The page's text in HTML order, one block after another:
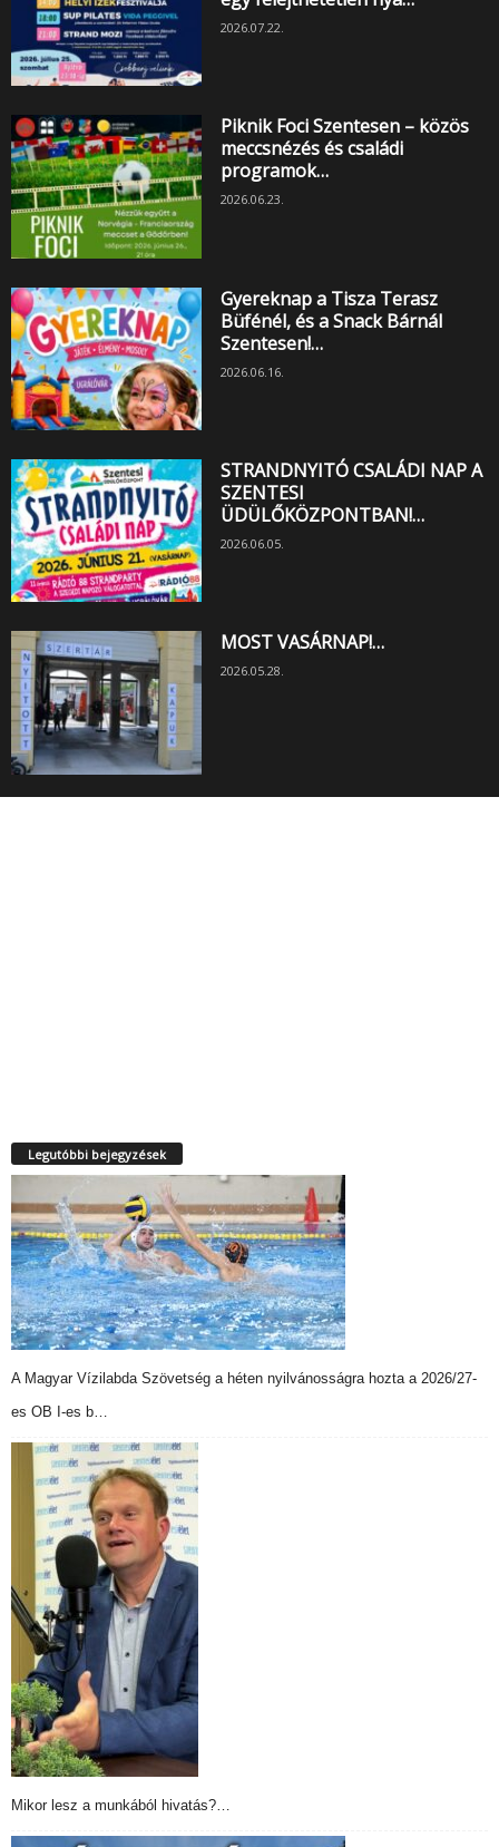
2026.07.22.
Piknik Foci Szentesen – közös
meccsnézés és családi
programok…
2026.06.23.
Gyereknap a Tisza Terasz
Büfénél, és a Snack Bárnál
Szentesen!…
2026.06.16.
STRANDNYITÓ CSALÁDI NAP A
SZENTESI
ÜDÜLŐKÖZPONTBAN!…
2026.06.05.
MOST VASÁRNAP!…
2026.05.28.
Legutóbbi bejegyzések
A Magyar Vízilabda Szövetség a héten nyilvánosságra hozta a 2026/27-
es OB I-es b…
Mikor lesz a munkából hivatás?…